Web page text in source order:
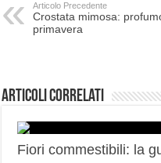
Articolo Precedente
Crostata mimosa:
primavera
Articoli correlati
Fiori commestibili: la